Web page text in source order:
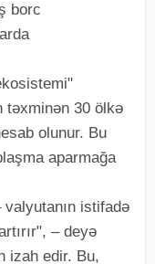
borc
təxminən 30 ölkə
olunur. Bu
aparmağa
istifadə
– deyə
izah edir. Bu,